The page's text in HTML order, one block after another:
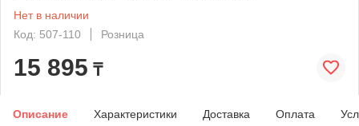
Нет в наличии
Код: 507-110
Розница
15 895 ₸
Описание Характеристики Доставка Оплата